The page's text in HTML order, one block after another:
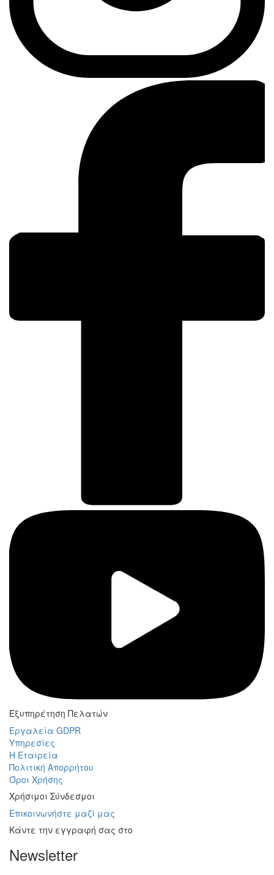
Εξυπηρέτηση Πελατών
Εργαλεία GDPR
Υπηρεσίες
Η Εταιρεία
Πολιτική Απορρήτου
Όροι Χρήσης
Χρήσιμοι Σύνδεσμοι
Επικοινωνήστε μαζί μας
Κάντε την εγγραφή σας στο
Newsletter